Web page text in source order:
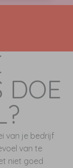
DOE
van je bedrijf
van te
niet goed